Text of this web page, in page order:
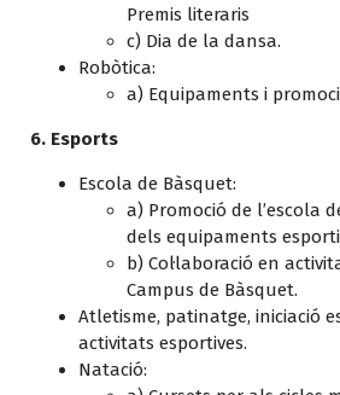
Premis literaris
c) Dia de la dansa.
Robòtica:
a) Equipaments i
6. Esports
Escola de Bàsquet:
a) Promoció de l’escola
dels equipaments
b) Col·laboració en
Campus de Bàsquet.
Atletisme, patinatge, iniciació
activitats esportives.
Natació: